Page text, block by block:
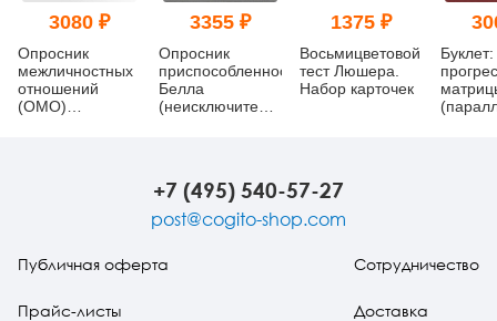
3080 ₽
Опросник
межличностных
отношений
(ОМО)
3355 ₽
Опросник
приспособленности
Белла
(неисключительная
1375 ₽
Восьмицветовой
тест Люшера.
Набор карточек
+7 (495) 540-57-27
post@cogito-shop.com
Публичная оферта
Прайс-листы
Сотрудничество
Доставка